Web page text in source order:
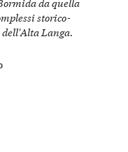
storico-
Langa.